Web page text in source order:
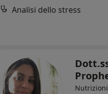
Analisi dello stress